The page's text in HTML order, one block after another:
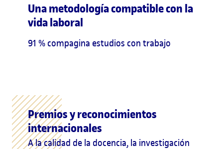
Una metodología compatible con la
vida laboral
91 % compagina estudios con trabajo
Premios y reconocimientos
internacionales
A la calidad de la docencia, la investigación